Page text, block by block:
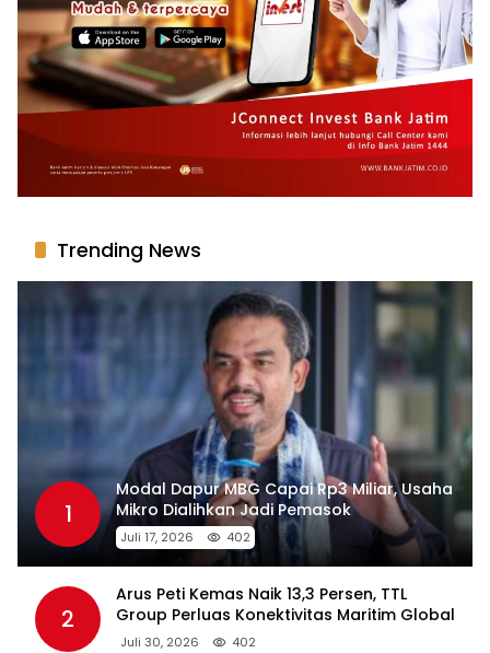
Trending News
1
Modal Dapur MBG Capai Rp3 Miliar, Usaha
Mikro Dialihkan Jadi Pemasok
Juli 17, 2026 402
2
Arus Peti Kemas Naik 13,3 Persen, TTL
Group Perluas Konektivitas Maritim Global
Juli 30, 2026 402